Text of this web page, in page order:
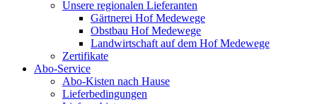
Unsere regionalen Lieferanten
Gärtnerei Hof Medewege
Obstbau Hof Medewege
Landwirtschaft auf dem Hof Medewege
Zertifikate
Abo-Service
Abo-Kisten nach Hause
Lieferbedingungen